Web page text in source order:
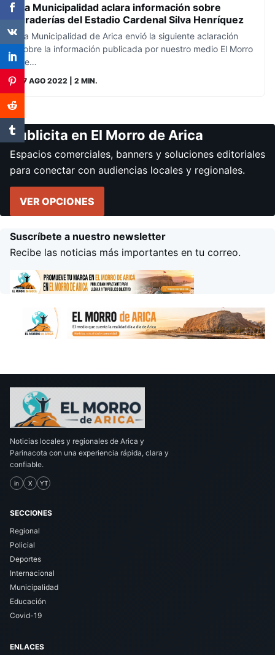
La Municipalidad aclara información sobre
graderías del Estadio Cardenal Silva Henríquez
La Municipalidad de Arica envió la siguiente aclaración
sobre la información publicada por nuestro medio El Morro
de…
17 AGO 2022 | 2 MIN.
Publicita en El Morro de Arica
Espacios comerciales, banners y soluciones editoriales
para conectar con audiencias locales y regionales.
VER OPCIONES
Suscríbete a nuestro newsletter
Recibe las noticias más importantes en tu correo.
Noticias locales y regionales de Arica y
Parinacota con una experiencia rápida, clara y
confiable.
in X YT
SECCIONES
Regional
Policial
Deportes
Internacional
Municipalidad
Educación
Covid-19
ENLACES